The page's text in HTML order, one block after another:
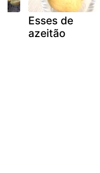
Esses de
azeitão